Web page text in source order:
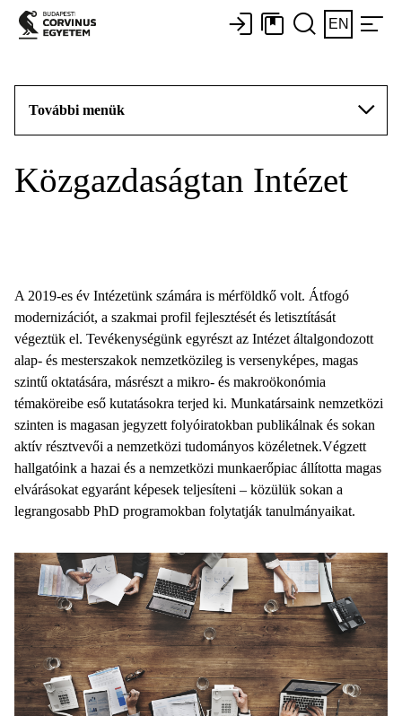
EN
További menük
Közgazdaságtan Intézet
A 2019-es év Intézetünk számára is mérföldkő volt. Átfogó
modernizációt, a szakmai profil fejlesztését és letisztítását
végeztük el. Tevékenységünk egyrészt az Intézet általgondozott
alap- és mesterszakok nemzetközileg is versenyképes, magas
szintű oktatására, másrészt a mikro- és makroökonómia
témaköreibe eső kutatásokra terjed ki. Munkatársaink nemzetközi
szinten is magasan jegyzett folyóiratokban publikálnak és sokan
aktív résztvevői a nemzetközi tudományos közéletnek.Végzett
hallgatóink a hazai és a nemzetközi munkaerőpiac állította magas
elvárásokat egyaránt képesek teljesíteni – közülük sokan a
legrangosabb PhD programokban folytatják tanulmányaikat.